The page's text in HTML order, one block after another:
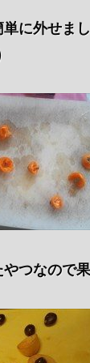
に外せま
つなので